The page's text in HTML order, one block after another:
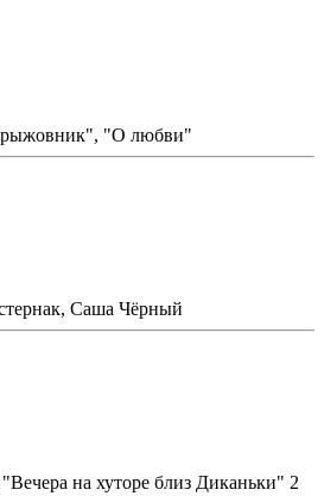
"О любви"
Саша Чёрный
на хуторе близ Диканьки" 2